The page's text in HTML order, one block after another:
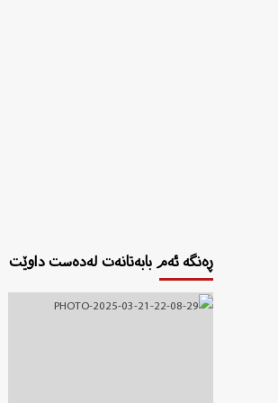
ڕەنگە ئەم بابەتانەت لەدەست داوێت